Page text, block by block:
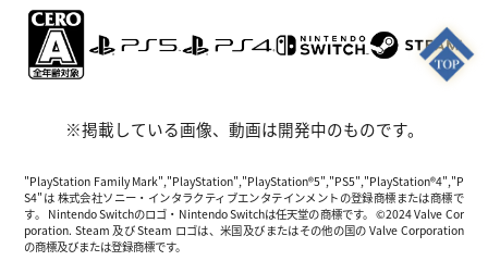
※掲載している画像、動画は開発中のものです。
"PlayStation Family Mark","PlayStation","PlayStation®5","PS5","PlayStation®4","P
S4"は 株式会社ソニー・インタラクティブエンタテインメントの登録商標または商標で
す。 Nintendo Switchのロゴ・Nintendo Switchは任天堂の商標です。 ©2024 Valve Cor
poration. Steam 及び Steam ロゴは、米国及びまたはその他の国の Valve Corporation
の商標及びまたは登録商標です。